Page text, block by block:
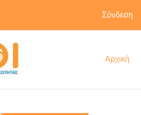
Σύνδεση
Αρχική